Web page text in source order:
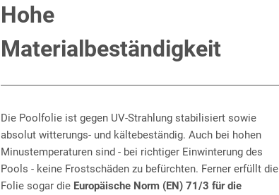
Hohe
Materialbeständigkeit
Die Poolfolie ist gegen UV-Strahlung stabilisiert sowie
absolut witterungs- und kältebeständig. Auch bei hohen
Minustemperaturen sind - bei richtiger Einwinterung des
Pools - keine Frostschäden zu befürchten. Ferner erfüllt die
Folie sogar die Europäische Norm (EN) 71/3 für die